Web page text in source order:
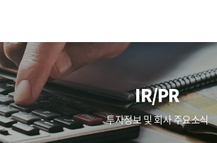
IR/PR
투자정보 및 회사 주요소식